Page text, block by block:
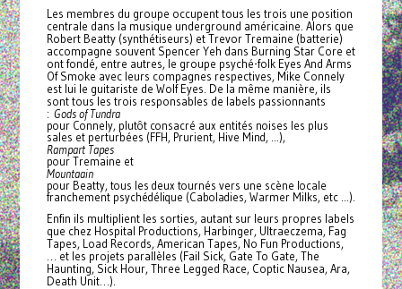
Les membres du groupe occupent tous les trois une position
centrale dans la musique underground américaine. Alors que
Robert Beatty (synthétiseurs) et Trevor Tremaine (batterie)
accompagne souvent Spencer Yeh dans Burning Star Core et
ont fondé, entre autres, le groupe psyché-folk Eyes And Arms
Of Smoke avec leurs compagnes respectives, Mike Connely
est lui le guitariste de Wolf Eyes. De la même manière, ils
sont tous les trois responsables de labels passionnants
: Gods of Tundra
pour Connely, plutôt consacré aux entités noises les plus
sales et perturbées (FFH, Prurient, Hive Mind, …),
Rampart Tapes
pour Tremaine et
Mountaain
pour Beatty, tous les deux tournés vers une scène locale
franchement psychédélique (Caboladies, Warmer Milks, etc …).
Enfin ils multiplient les sorties, autant sur leurs propres labels
que chez Hospital Productions, Harbinger, Ultraeczema, Fag
Tapes, Load Records, American Tapes, No Fun Productions,
… et les projets parallèles (Fail Sick, Gate To Gate, The
Haunting, Sick Hour, Three Legged Race, Coptic Nausea, Ara,
Death Unit…).